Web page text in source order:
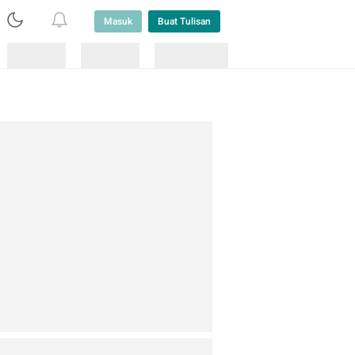
Masuk Buat Tulisan